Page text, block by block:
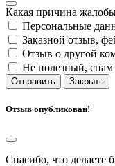
Какая причина
Персональные
Заказной отзыв,
Отзыв о другой
Не полезный, спам
Отправить Закрыть
Отзыв опубликован!
Спасибо, что делаете